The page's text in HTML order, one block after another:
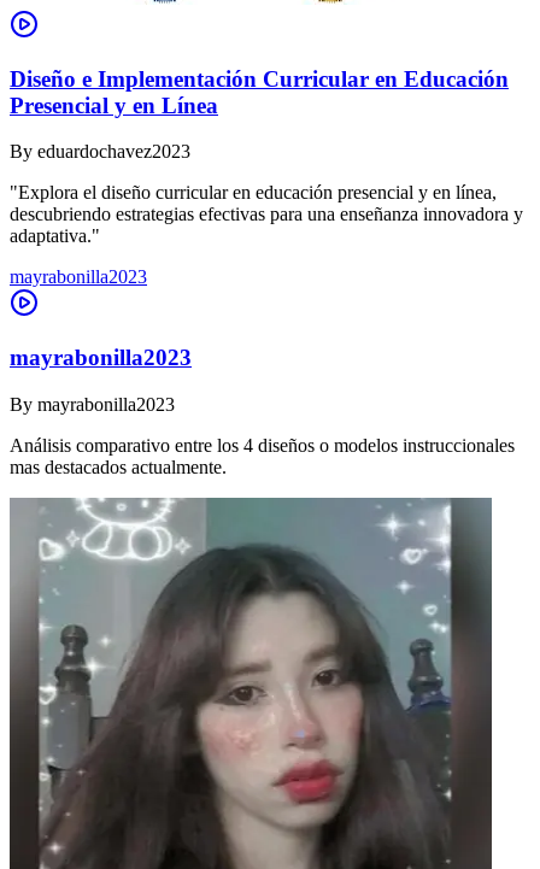
Diseño e Implementación Curricular en Educación
Presencial y en Línea
By eduardochavez2023
"Explora el diseño curricular en educación presencial y en línea,
descubriendo estrategias efectivas para una enseñanza innovadora y
adaptativa."
mayrabonilla2023
mayrabonilla2023
By mayrabonilla2023
Análisis comparativo entre los 4 diseños o modelos instruccionales
mas destacados actualmente.